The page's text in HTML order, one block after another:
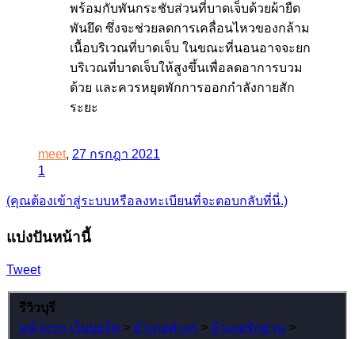
พร้อมกับพันกระชับส่วนที่บาดเจ็บด้วยผ้ายืด
พันยึด ซึ่งจะช่วยลดการเคลื่อนไหวของกล้าม
เนื้อบริเวณที่บาดเจ็บ ในขณะที่นอนอาจจะยก
บริเวณที่บาดเจ็บให้สูงขึ้นเพื่อลดอาการบวม
ด้วย และควรหยุดพักการออกกำลังกายสัก
ระยะ
meet, 27 กรกฎา 2021
1
(คุณต้องเข้าสู่ระบบหรือลงทะเบียนที่จะตอบกลับที่นี่.)
แบ่งปันหน้านี้
Tweet
รีวิวบุรี
หน้าแรก เว็บบอร์ด > อำเภอต่างๆ > อำเภอรักอ่าน >